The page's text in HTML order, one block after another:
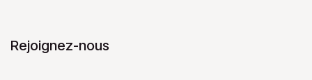
Rejoignez-nous